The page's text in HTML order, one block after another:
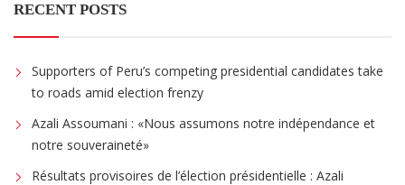
RECENT POSTS
Supporters of Peru’s competing presidential candidates take
to roads amid election frenzy
Azali Assoumani : «Nous assumons notre indépendance et
notre souveraineté»
Résultats provisoires de l’élection présidentielle : Azali